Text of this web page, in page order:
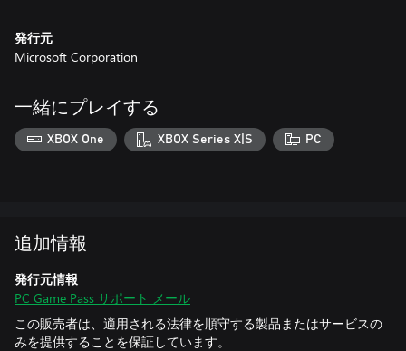
ます。マイクロソフトの利用規約、日本マイクロソフト株式会
社が提示するオンライン利用規約、購入時に提示される指示を
利用規約: https://www.microsoft.com/ja-jp/servicesagreement/ 及
び https://www.xbox.com/ja-JP/legal/subscription-terms をご確認
ください。
発行元
Microsoft Corporation
一緒にプレイする
XBOX One XBOX Series X|S PC
追加情報
発行元情報
PC Game Pass サポート メール
この販売者は、適用される法律を順守する製品またはサービスの
みを提供することを保証しています。